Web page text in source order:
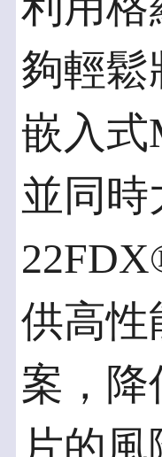
夠輕鬆
嵌入式
並同
供高性
案，降
片的